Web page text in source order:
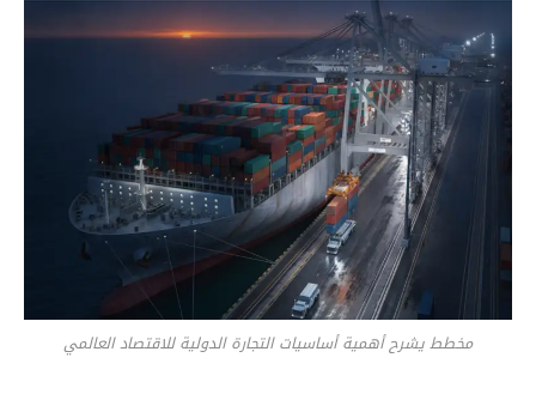
مخطط يشرح أهمية أساسيات التجارة الدولية للاقتصاد العالمي